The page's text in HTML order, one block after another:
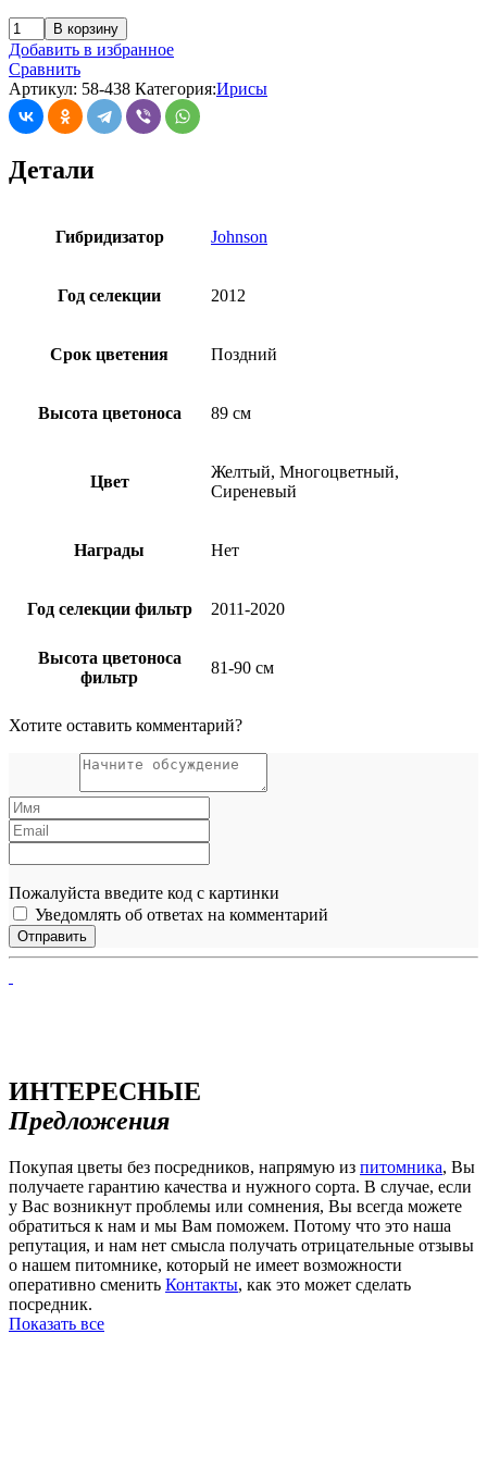
В корзину
Добавить в избранное
Сравнить
Артикул: 58-438 Категория:Ирисы
Детали
Гибридизатор Johnson
Год селекции 2012
Срок цветения Поздний
Высота цветоноса 89 см
Цвет
Желтый, Многоцветный,
Сиреневый
Награды Нет
Год селекции фильтр 2011-2020
Высота цветоноса
фильтр
81-90 см
Хотите оставить комментарий?
Пожалуйста введите код с картинки
Уведомлять об ответах на комментарий
ИНТЕРЕСНЫЕ
Предложения
Покупая цветы без посредников, напрямую из питомника, Вы
получаете гарантию качества и нужного сорта. В случае, если
у Вас возникнут проблемы или сомнения, Вы всегда можете
обратиться к нам и мы Вам поможем. Потому что это наша
репутация, и нам нет смысла получать отрицательные отзывы
о нашем питомнике, который не имеет возможности
оперативно сменить Контакты, как это может сделать
посредник.
Показать все